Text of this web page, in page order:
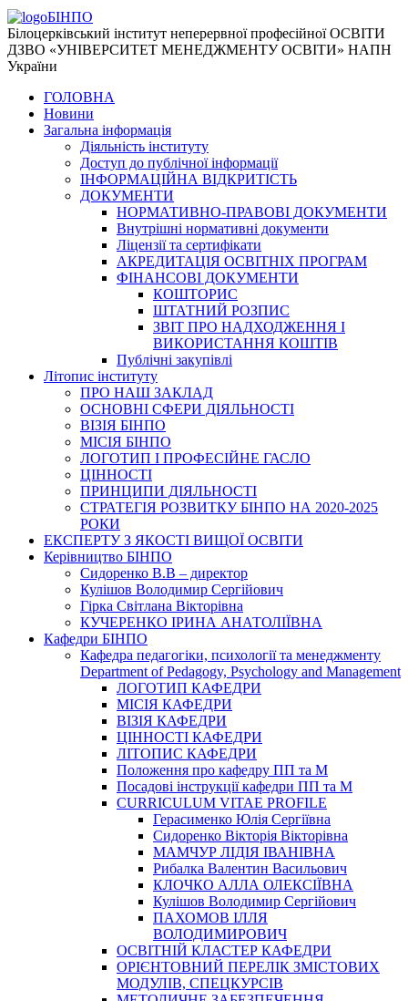
БІНПО
Білоцерківський інститут неперервної професійної ОСВІТИ
ДЗВО «УНІВЕРСИТЕТ МЕНЕДЖМЕНТУ ОСВІТИ» НАПН
України
ГОЛОВНА
Новини
Загальна інформація
Діяльність інституту
Доступ до публічної інформації
ІНФОРМАЦІЙНА ВІДКРИТІСТЬ
ДОКУМЕНТИ
НОРМАТИВНО-ПРАВОВІ ДОКУМЕНТИ
Внутрішні нормативні документи
Ліцензії та сертифікати
АКРЕДИТАЦІЯ ОСВІТНІХ ПРОГРАМ
ФІНАНСОВІ ДОКУМЕНТИ
КОШТОРИС
ШТАТНИЙ РОЗПИС
ЗВІТ ПРО НАДХОДЖЕННЯ І
ВИКОРИСТАННЯ КОШТІВ
Публічні закупівлі
Літопис інституту
ПРО НАШ ЗАКЛАД
ОСНОВНІ СФЕРИ ДІЯЛЬНОСТІ
ВІЗІЯ БІНПО
МІСІЯ БІНПО
ЛОГОТИП І ПРОФЕСІЙНЕ ГАСЛО
ЦІННОСТІ
ПРИНЦИПИ ДІЯЛЬНОСТІ
СТРАТЕГІЯ РОЗВИТКУ БІНПО НА 2020-2025
РОКИ
ЕКСПЕРТУ З ЯКОСТІ ВИЩОЇ ОСВІТИ
Керівництво БІНПО
Сидоренко В.В – директор
Кулішов Володимир Сергійович
Гірка Світлана Вікторівна
КУЧЕРЕНКО ІРИНА АНАТОЛІЇВНА
Кафедри БІНПО
Кафедра педагогіки, психології та менеджменту
Department of Pedagogy, Psychology and Management
ЛОГОТИП КАФЕДРИ
МІСІЯ КАФЕДРИ
ВІЗІЯ КАФЕДРИ
ЦІННОСТІ КАФЕДРИ
ЛІТОПИС КАФЕДРИ
Положення про кафедру ПП та М
Посадові інструкції кафедри ПП та М
CURRICULUM VITAE PROFILE
Герасименко Юлія Сергіївна
Сидоренко Вікторія Вікторівна
МАМЧУР ЛІДІЯ ІВАНІВНА
Рибалка Валентин Васильович
КЛОЧКО АЛЛА ОЛЕКСІЇВНА
Кулішов Володимир Сергійович
ПАХОМОВ ІЛЛЯ
ВОЛОДИМИРОВИЧ
ОСВІТНІЙ КЛАСТЕР КАФЕДРИ
ОРІЄНТОВНИЙ ПЕРЕЛІК ЗМІСТОВИХ
МОДУЛІВ, СПЕЦКУРСІВ